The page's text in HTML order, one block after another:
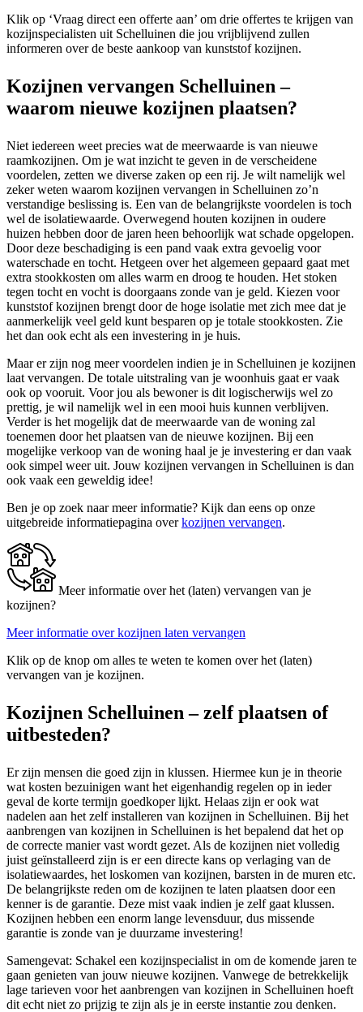
Klik op ‘Vraag direct een offerte aan’ om drie offertes te krijgen van
kozijnspecialisten uit Schelluinen die jou vrijblijvend zullen
informeren over de beste aankoop van kunststof kozijnen.
Kozijnen vervangen Schelluinen –
waarom nieuwe kozijnen plaatsen?
Niet iedereen weet precies wat de meerwaarde is van nieuwe
raamkozijnen. Om je wat inzicht te geven in de verscheidene
voordelen, zetten we diverse zaken op een rij. Je wilt namelijk wel
zeker weten waarom kozijnen vervangen in Schelluinen zo’n
verstandige beslissing is. Een van de belangrijkste voordelen is toch
wel de isolatiewaarde. Overwegend houten kozijnen in oudere
huizen hebben door de jaren heen behoorlijk wat schade opgelopen.
Door deze beschadiging is een pand vaak extra gevoelig voor
waterschade en tocht. Hetgeen over het algemeen gepaard gaat met
extra stookkosten om alles warm en droog te houden. Het stoken
tegen tocht en vocht is doorgaans zonde van je geld. Kiezen voor
kunststof kozijnen brengt door de hoge isolatie met zich mee dat je
aanmerkelijk veel geld kunt besparen op je totale stookkosten. Zie
het dan ook echt als een investering in je huis.
Maar er zijn nog meer voordelen indien je in Schelluinen je kozijnen
laat vervangen. De totale uitstraling van je woonhuis gaat er vaak
ook op vooruit. Voor jou als bewoner is dit logischerwijs wel zo
prettig, je wil namelijk wel in een mooi huis kunnen verblijven.
Verder is het mogelijk dat de meerwaarde van de woning zal
toenemen door het plaatsen van de nieuwe kozijnen. Bij een
mogelijke verkoop van de woning haal je je investering er dan vaak
ook simpel weer uit. Jouw kozijnen vervangen in Schelluinen is dan
ook vaak een geweldig idee!
Ben je op zoek naar meer informatie? Kijk dan eens op onze
uitgebreide informatiepagina overkozijnen vervangen.
Meer informatie over het (laten) vervangen van je
kozijnen?
Meer informatie over kozijnen laten vervangen
Klik op de knop om alles te weten te komen over het (laten)
vervangen van je kozijnen.
Kozijnen Schelluinen – zelf plaatsen of
uitbesteden?
Er zijn mensen die goed zijn in klussen. Hiermee kun je in theorie
wat kosten bezuinigen want het eigenhandig regelen op in ieder
geval de korte termijn goedkoper lijkt. Helaas zijn er ook wat
nadelen aan het zelf installeren van kozijnen in Schelluinen. Bij het
aanbrengen van kozijnen in Schelluinen is het bepalend dat het op
de correcte manier vast wordt gezet. Als de kozijnen niet volledig
juist geïnstalleerd zijn is er een directe kans op verlaging van de
isolatiewaardes, het loskomen van kozijnen, barsten in de muren etc.
De belangrijkste reden om de kozijnen te laten plaatsen door een
kenner is de garantie. Deze mist vaak indien je zelf gaat klussen.
Kozijnen hebben een enorm lange levensduur, dus missende
garantie is zonde van je duurzame investering!
Samengevat: Schakel een kozijnspecialist in om de komende jaren te
gaan genieten van jouw nieuwe kozijnen. Vanwege de betrekkelijk
lage tarieven voor het aanbrengen van kozijnen in Schelluinen hoeft
dit echt niet zo prijzig te zijn als je in eerste instantie zou denken.